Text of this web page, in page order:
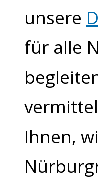
unsere
für alle
Ihnen,